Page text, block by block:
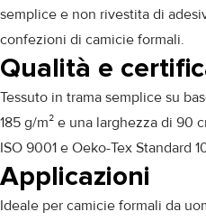
semplice e non rivestita di
confezioni di camicie formali.
Qualità e
Tessuto in trama semplice su
185 g/m² e una larghezza di 90
ISO 9001 e Oeko-Tex Standard
Applicazioni
Ideale per camicie formali da